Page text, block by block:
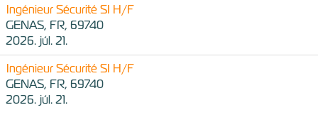
Ingénieur Sécurité SI H/F
GENAS, FR, 69740
2026. júl. 21.
Ingénieur Sécurité SI H/F
GENAS, FR, 69740
2026. júl. 21.